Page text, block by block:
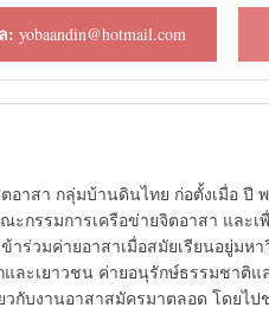
: yobaandin@hotmail.com
าสา กลุ่มบ้านดินไทย ก่อตั้งเมื่อ ปี
รรมการเครือข่ายจิตอาสา และเ
ร่วมค่ายอาสาเมื่อสมัยเรียนอยู่มห
ะเยาวชน ค่ายอนุรักษ์ธรรมชาติแ
กับงานอาสาสมัครมาตลอด โดยไ